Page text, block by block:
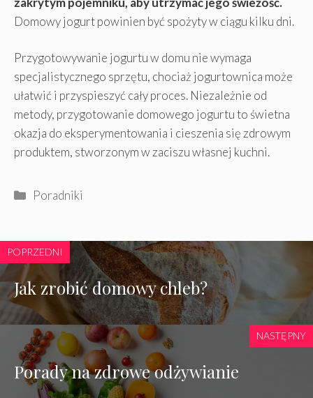
Domowy jogurt powinien być spożyty w ciągu kilku dni.
Przygotowywanie jogurtu w domu nie wymaga
specjalistycznego sprzętu, chociaż jogurtownica może
ułatwić i przyspieszyć cały proces. Niezależnie od
metody, przygotowanie domowego jogurtu to świetna
okazja do eksperymentowania i cieszenia się zdrowym
produktem, stworzonym w zaciszu własnej kuchni.
Kategorie
Poradniki
POPRZEDNI
Jak zrobić domowy chleb?
NASTĘPNY
Porady na zdrowe odżywianie